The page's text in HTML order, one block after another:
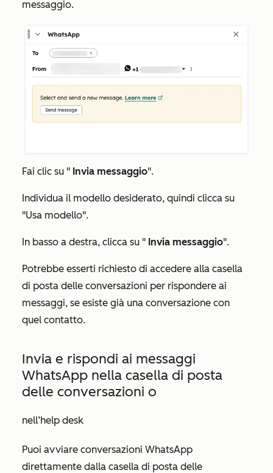
messaggio.
Fai clic su " Invia messaggio".
Individua il modello desiderato, quindi clicca su
"Usa modello".
In basso a destra, clicca su " Invia messaggio".
Potrebbe esserti richiesto di accedere alla casella
di posta delle conversazioni per rispondere ai
messaggi, se esiste già una conversazione con
quel contatto.
Invia e rispondi ai messaggi
WhatsApp nella casella di posta
delle conversazioni o
nell’help desk
Puoi avviare conversazioni WhatsApp
direttamente dalla casella di posta delle